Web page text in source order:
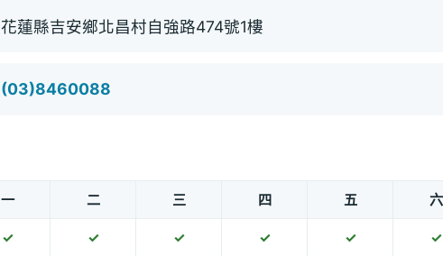
花蓮縣吉安鄉北昌村自強路474號1樓
(03)8460088
一 二 三 四 五 六
✓ ✓ ✓ ✓ ✓ ✓